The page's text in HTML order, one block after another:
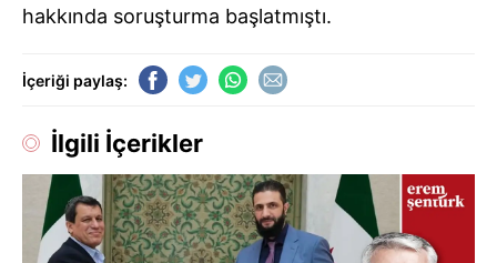
hakkında soruşturma başlatmıştı.
İçeriği paylaş:
İlgili İçerikler